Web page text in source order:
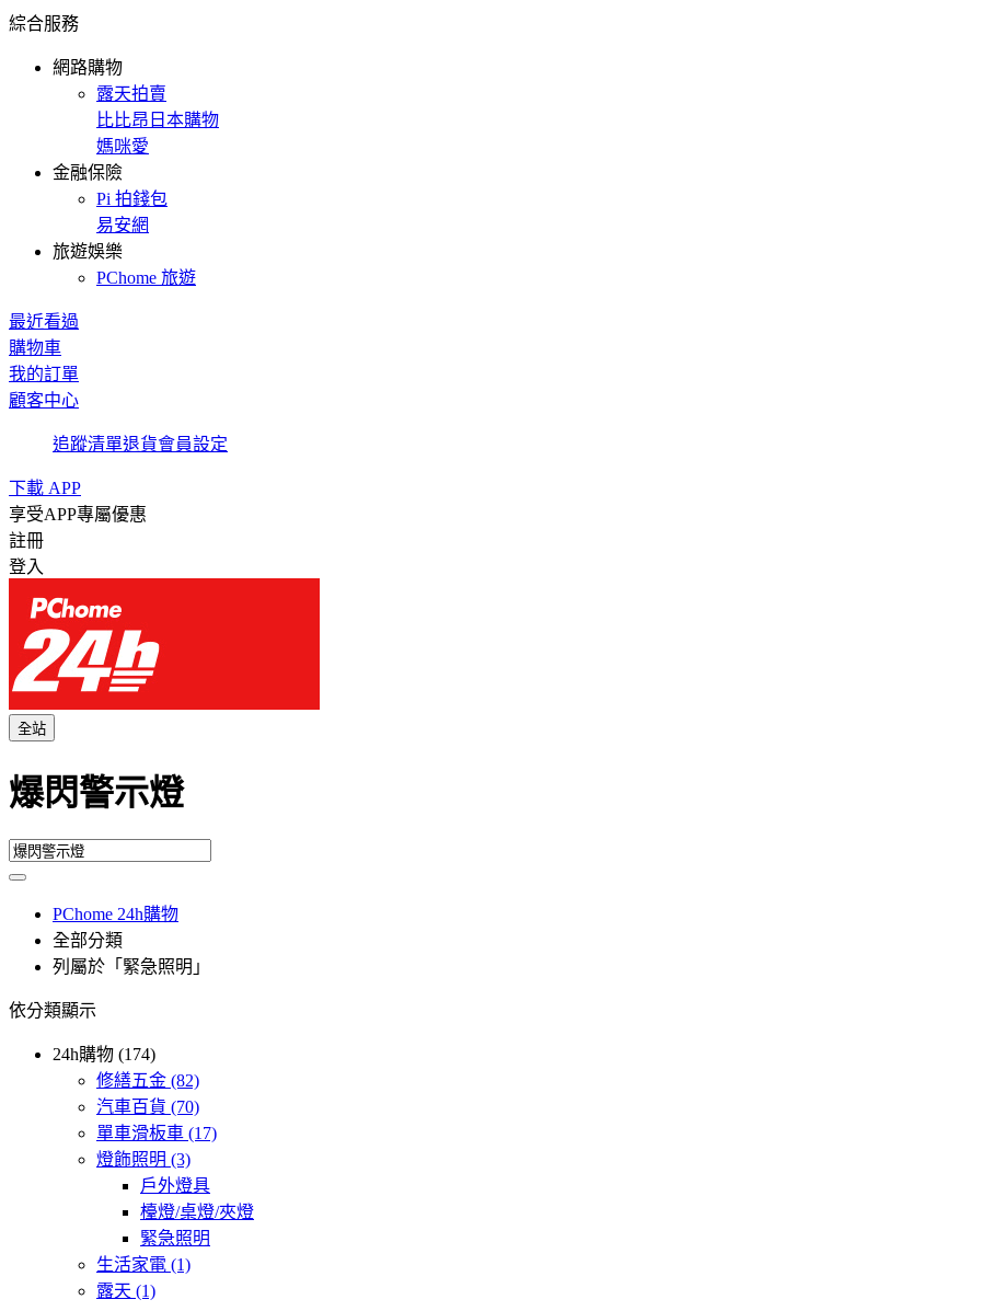
綜合服務
網路購物
露天拍賣
比比昂日本購物
媽咪愛
金融保險
Pi 拍錢包
易安網
旅遊娛樂
PChome 旅遊
最近看過
購物車
我的訂單
顧客中心
追蹤清單退貨會員設定
下載 APP
享受APP專屬優惠
註冊
登入
全站
爆閃警示燈
PChome 24h購物
全部分類
列屬於「緊急照明」
依分類顯示
24h購物 (174)
修繕五金 (82)
汽車百貨 (70)
單車滑板車 (17)
燈飾照明 (3)
戶外燈具
檯燈/桌燈/夾燈
緊急照明
生活家電 (1)
露天 (1)